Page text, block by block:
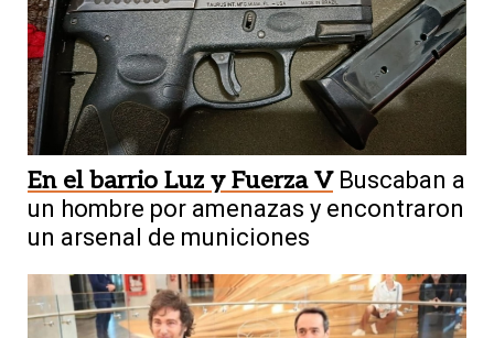
En el barrio Luz y Fuerza V Buscaban a
un hombre por amenazas y encontraron
un arsenal de municiones